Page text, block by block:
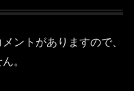
ントがありますので、
。